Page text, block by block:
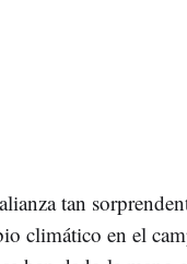
tan
climático en el